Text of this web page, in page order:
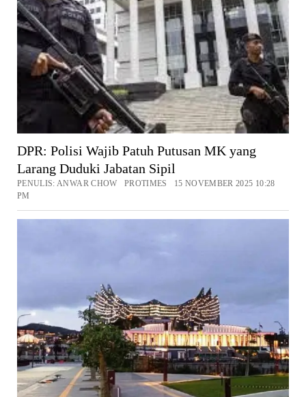
DPR: Polisi Wajib Patuh Putusan MK yang
Larang Duduki Jabatan Sipil
PENULIS: ANWAR CHOW PROTIMES 15 NOVEMBER 2025 10:28
PM